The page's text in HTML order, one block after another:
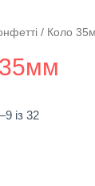
/ Коло
із 32